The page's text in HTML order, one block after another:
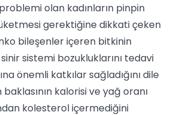
olan kadınların pinpin
gerektiğine dikkati çeken
bileşenler içeren bitkinin
sistemi bozukluklarını tedavi
önemli katkılar sağladığını dile
kalorisi ve yağ oranı
kolesterol içermediğini